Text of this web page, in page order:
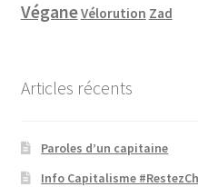
VéganeVélorution Zad
Articles récents
Paroles d’un capitaine
Info Capitalisme